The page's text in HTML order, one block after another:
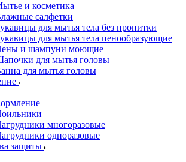
и косметика
салфетки
для мытья тела без пропитки
для мытья тела пенообразующие
и шампуни моющие
для мытья головы
для мытья головы
многоразовые
одноразовые
защиты